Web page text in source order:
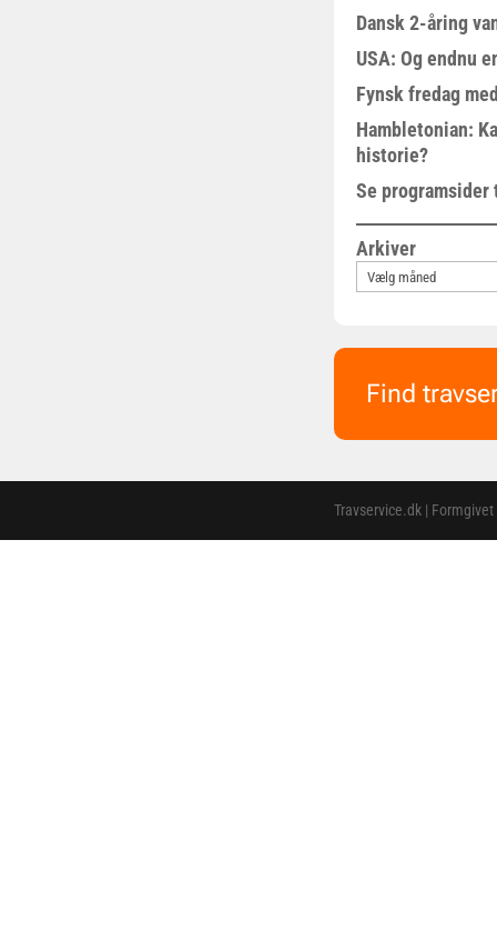
Dansk 2-åring
USA: Og endnu
Fynsk fredag
Hambletonian:
historie?
Se
Arkiver
Find
Travservice.dk |